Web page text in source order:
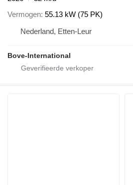
Vermogen 55.13 kW (75 PK)
Nederland, Etten-Leur
Bove-International